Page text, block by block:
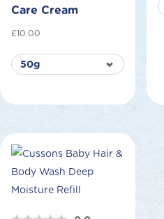
Care Cream
£10.00